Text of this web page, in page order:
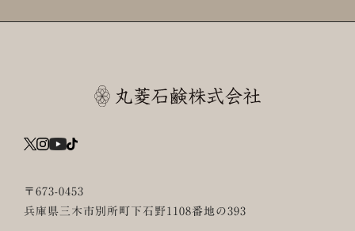
〒673-0453
兵庫県三木市別所町下石野1108番地の393